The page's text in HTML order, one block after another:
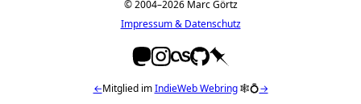
© 2004–2026 Marc Görtz
Impressum & Datenschutz
←Mitglied imIndieWeb Webring🕸💍→